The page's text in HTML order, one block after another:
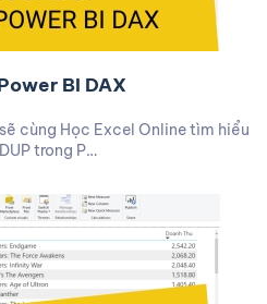
BI DAX
cùng Học Excel Online tìm hiểu
trong P…